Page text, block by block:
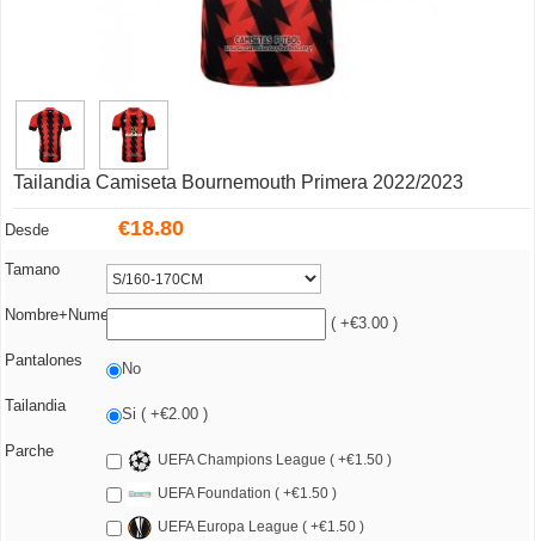
Tailandia Camiseta Bournemouth Primera 2022/2023
Desde €18.80
Tamano
Nombre+Numero ( +€3.00 )
Pantalones No
Tailandia Si ( +€2.00 )
Parche
UEFA Champions League ( +€1.50 )
UEFA Foundation ( +€1.50 )
UEFA Europa League ( +€1.50 )